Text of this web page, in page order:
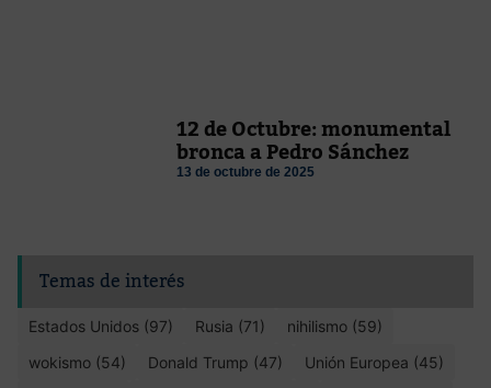
12 de Octubre: monumental
bronca a Pedro Sánchez
13 de octubre de 2025
Temas de interés
Estados Unidos (97) Rusia (71)
nihilismo (59)
wokismo (54)
Donald Trump (47)
Unión Europea (45)